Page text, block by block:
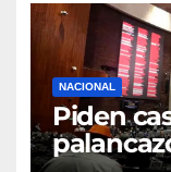
NACIONAL
Piden